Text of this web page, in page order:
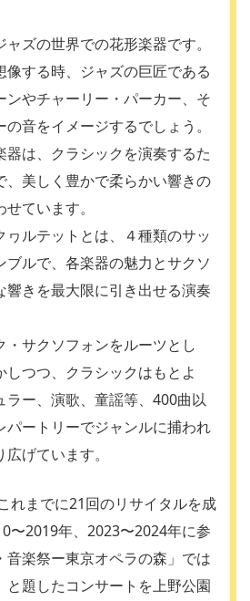
ズの世界での花形楽器です。
像する時、ジャズの巨匠である
ンやチャーリー・パーカー、そ
音をイメージするでしょう。
器は、クラシックを演奏するた
、美しく豊かで柔らかい響きの
ています。
ルテットとは、４種類のサッ
ブルで、各楽器の魅力とサクソ
響きを最大限に引き出せる演奏
サクソフォンをルーツとし
しつつ、クラシックはもとよ
ラー、演歌、童謡等、400曲以
パートリーでジャンルに捕われ
げています。
れまでに21回のリサイタルを成
〜2019年、2023〜2024年に参
音楽祭ー東京オペラの森」では
と題したコンサートを上野公園